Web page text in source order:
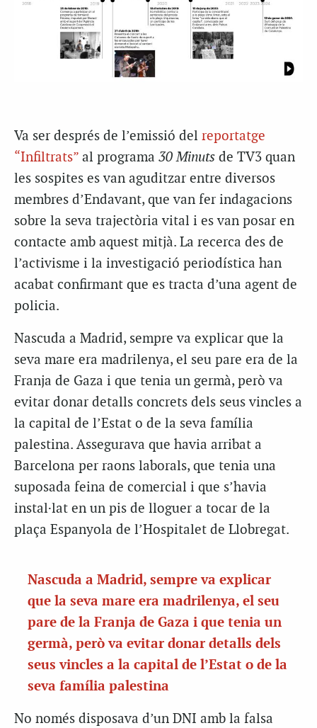
Va ser després de l’emissió del reportatge
“Infiltrats” al programa 30 Minuts de TV3 quan
les sospites es van aguditzar entre diversos
membres d’Endavant, que van fer indagacions
sobre la seva trajectòria vital i es van posar en
contacte amb aquest mitjà. La recerca des de
l’activisme i la investigació periodística han
acabat confirmant que es tracta d’una agent de
policia.
Nascuda a Madrid, sempre va explicar que la
seva mare era madrilenya, el seu pare era de la
Franja de Gaza i que tenia un germà, però va
evitar donar detalls concrets dels seus vincles a
la capital de l’Estat o de la seva família
palestina. Assegurava que havia arribat a
Barcelona per raons laborals, que tenia una
suposada feina de comercial i que s’havia
instal·lat en un pis de lloguer a tocar de la
plaça Espanyola de l’Hospitalet de Llobregat.
Nascuda a Madrid, sempre va explicar
que la seva mare era madrilenya, el seu
pare de la Franja de Gaza i que tenia un
germà, però va evitar donar detalls dels
seus vincles a la capital de l’Estat o de la
seva família palestina
No només disposava d’un DNI amb la falsa